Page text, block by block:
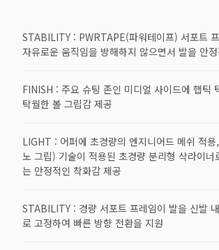
STABILITY : PWRTAPE(파워테이프) 서포트
자유로운 움직임을 방해하지 않으면서 발을 안
FINISH : 주요 슈팅 존인 미디얼 사이드에 햅틱
탁월한 볼 그립감 제공
LIGHT : 어퍼에 초경량의 엔지니어드 메쉬 적
노 그립) 기술이 적용된 초경량 분리형 삭라이너
는 안정적인 착화감 제공
STABILITY : 경량 서포트 프레임이 발을 신발
로 고정하여 빠른 방향 전환을 지원